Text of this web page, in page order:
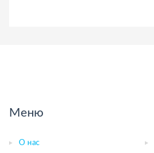
Меню
О нас